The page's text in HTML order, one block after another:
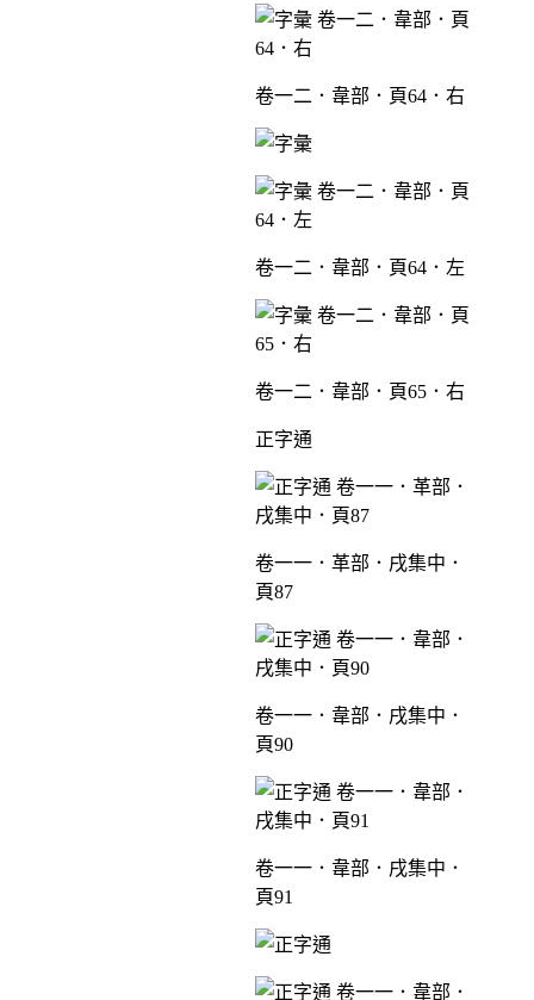
卷一二．韋部．頁64．右
卷一二．韋部．頁64．左
卷一二．韋部．頁65．右
正字通
卷一一．革部．戌集中．
頁87
卷一一．韋部．戌集中．
頁90
卷一一．韋部．戌集中．
頁91